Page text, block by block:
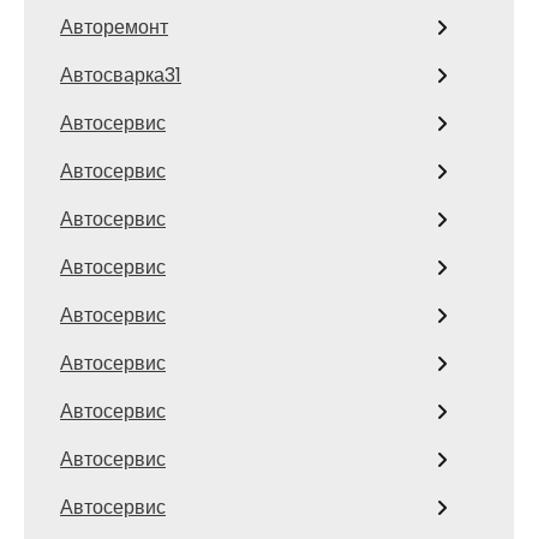
Авторемонт
Автосварка31
Автосервис
Автосервис
Автосервис
Автосервис
Автосервис
Автосервис
Автосервис
Автосервис
Автосервис